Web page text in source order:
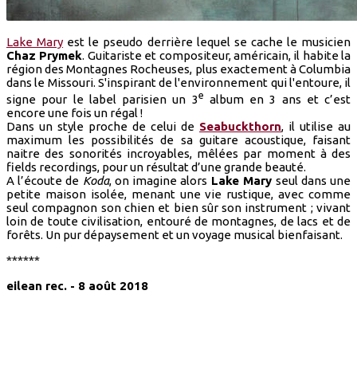
Lake Mary est le pseudo derrière lequel se cache le musicien
Chaz Prymek. Guitariste et compositeur, américain, il habite la
région des Montagnes Rocheuses, plus exactement à Columbia
dans le Missouri. S'inspirant de l'environnement qui l'entoure, il
signe pour le label parisien un 3e album en 3 ans et c’est
encore une fois un régal !
Dans un style proche de celui de Seabuckthorn, il utilise au
maximum les possibilités de sa guitare acoustique, faisant
naitre des sonorités incroyables, mêlées par moment à des
fields recordings, pour un résultat d’une grande beauté.
A l’écoute de Koda, on imagine alors Lake Mary seul dans une
petite maison isolée, menant une vie rustique, avec comme
seul compagnon son chien et bien sûr son instrument ; vivant
loin de toute civilisation, entouré de montagnes, de lacs et de
forêts. Un pur dépaysement et un voyage musical bienfaisant.
******
eilean rec. - 8 août 2018